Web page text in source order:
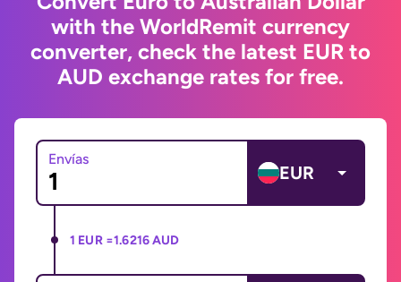
with the WorldRemit currency
converter, check the latest EUR to
AUD exchange rates for free.
Envías
EUR
1 EUR =1.6216 AUD